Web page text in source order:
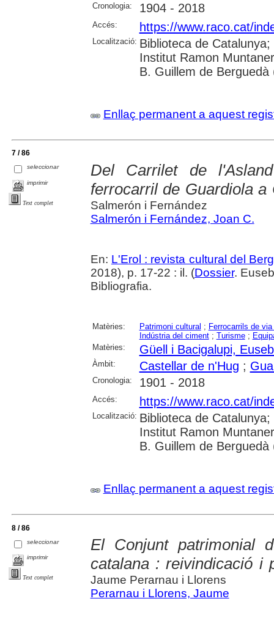
Cronologia: 1904 - 2018
Accés: https://www.raco.cat/
Localització: Biblioteca de
Institut Ramon
B. Guillem de Berguedà
Enllaç permanent a aquest
7 / 86
seleccionar
imprimir
Text complet
Del Carrilet de
ferrocarril de Guardiola a
Salmerón i Fernández
Salmerón i Fernández, Joan C.
En: L'Erol : revista cultural del
2018), p. 17-22 : il. (Dossier.
Bibliografia.
Matèries: Patrimoni cultural ; Ferrocarrils de
Indústria del ciment; Turisme;
Matèries:
Güell i Bacigalupi,
Àmbit: Castellar de n'Hug ;
Cronologia: 1901 - 2018
Accés: https://www.raco.cat/
Localització: Biblioteca de
Institut Ramon
B. Guillem de Berguedà
Enllaç permanent a aquest
8 / 86
seleccionar
imprimir
Text complet
El Conjunt
catalana : reivindicació i
Jaume Perarnau i Llorens
Perarnau i Llorens, Jaume